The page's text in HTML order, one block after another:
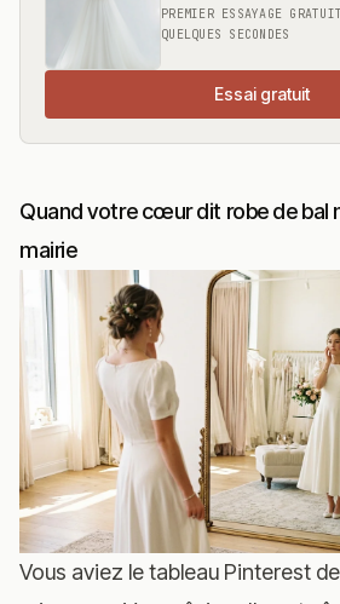
PREMIER ESSAYAGE
QUELQUES SECONDES
Essai gratuit
Quand votre cœur dit robe de bal
mairie
Vous aviez le tableau Pinterest